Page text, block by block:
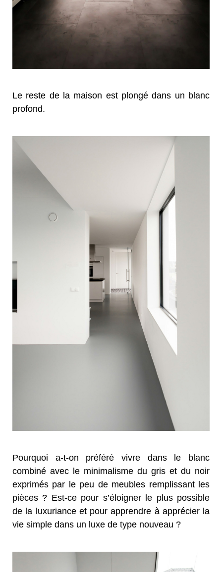
Le reste de la maison est plongé dans un blanc
profond.
Pourquoi a-t-on préféré vivre dans le blanc
combiné avec le minimalisme du gris et du noir
exprimés par le peu de meubles remplissant les
pièces ? Est-ce pour s’éloigner le plus possible
de la luxuriance et pour apprendre à apprécier la
vie simple dans un luxe de type nouveau ?